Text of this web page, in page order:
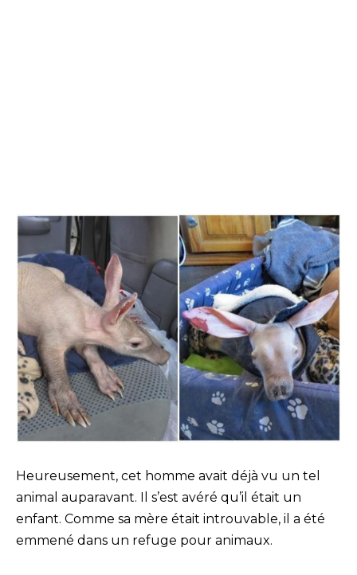
Heureusement, cet homme avait déjà vu un tel
animal auparavant. Il s’est avéré qu’il était un
enfant. Comme sa mère était introuvable, il a été
emmené dans un refuge pour animaux.